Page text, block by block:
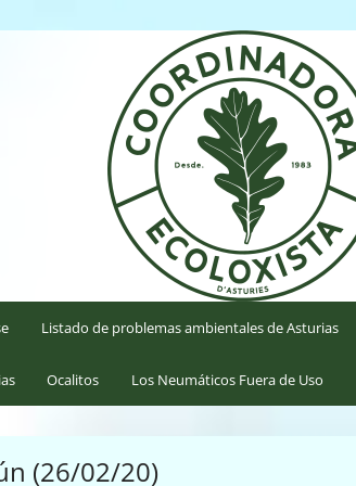
Listado de problemas ambientales de Asturias
Ocalitos Los Neumáticos Fuera de Uso
(26/02/20)